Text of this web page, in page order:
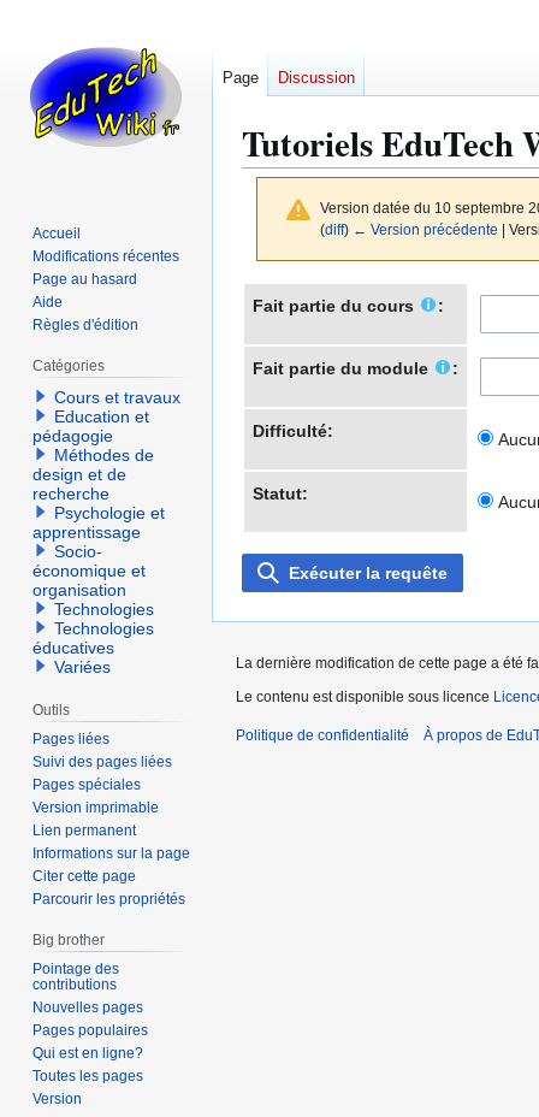
Tutoriels EduTech
Version datée du 10 septembre
(diff) ← Version précédente |
la
navigation
la
recherche
Fait partie du cours :
Fait partie du module :
Difficulté:
Statut:
Exécuter la requête
Page Discussion
Accueil
Modifications récentes
Page au hasard
Aide
Règles d'édition
Catégories
Cours et travaux
Education et
pédagogie
Méthodes de
design et de
recherche
Psychologie et
apprentissage
Socio-
économique et
organisation
Technologies
Technologies
éducatives
Variées
Outils
Pages liées
Suivi des pages liées
Pages spéciales
Version imprimable
Lien permanent
Informations sur la page
Citer cette page
Parcourir les propriétés
Big brother
Pointage des
contributions
Nouvelles pages
Pages populaires
Qui est en ligne?
Toutes les pages
Version
La dernière modification de cette page a été
Le contenu est disponible sous licence
Politique de confidentialité À propos de